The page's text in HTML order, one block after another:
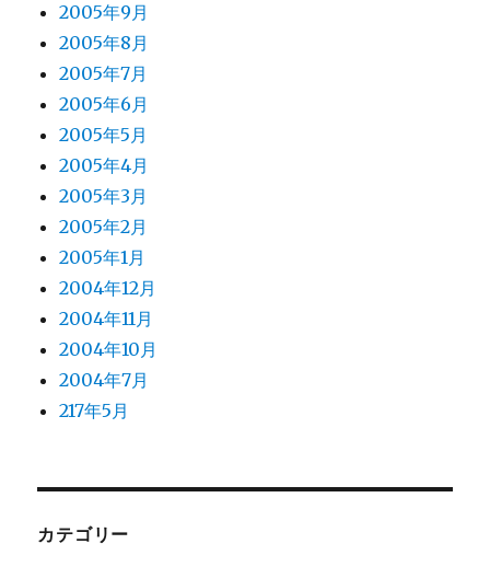
2005年9月
2005年8月
2005年7月
2005年6月
2005年5月
2005年4月
2005年3月
2005年2月
2005年1月
2004年12月
2004年11月
2004年10月
2004年7月
217年5月
カテゴリー